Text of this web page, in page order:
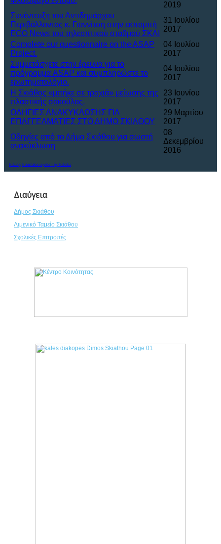
2019
Συνέντευξη του Αντιδημάρχου
Περιβάλλοντος κ. Γιαννίτση στην εκπομπή
ECO News του τηλεοπτικού σταθμού ΣΚΑΙ
31 Ιουλίου
2017
Complete our questionnaire on the ASAP
Project.
04 Ιουλίου
2017
Συμμετάσχετε στην έρευνα για το
πρόγραμμα ASAP και συμπληρώστε το
ερωτηματολόγιο.
04 Ιουλίου
2017
Η Σκιάθος «μπήκε σε τροχιά» μείωσης της
πλαστικής σακούλας.
23 Ιουνίου
2017
ΟΔΗΓΙΕΣ ΑΝΑΚΥΚΛΩΣΗΣ ΓΙΑ
ΕΠΑΓΓΕΛΜΑΤΙΕΣ ΣΤΟ ΔΗΜΟ ΣΚΙΑΘΟΥ
29 Μαρτίου
2017
Οδηγίες από το Δήμο Σκιάθου για σωστή
ανακύκλωση
08
Δεκεμβρίου
2016
FaLang translation system by Faboba
Διαύγεια
Δήμος Σκιάθου
Λιμενικό Ταμείο Σκιάθου
Σχολικές Επιτροπές